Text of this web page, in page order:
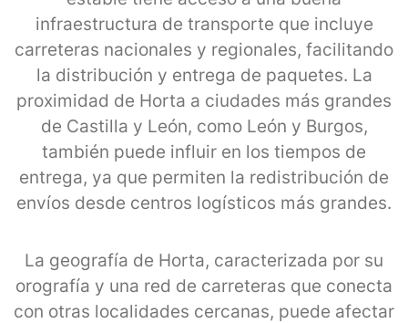
infraestructura de transporte que incluye
carreteras nacionales y regionales, facilitando
la distribución y entrega de paquetes. La
proximidad de Horta a ciudades más grandes
de Castilla y León, como León y Burgos,
también puede influir en los tiempos de
entrega, ya que permiten la redistribución de
envíos desde centros logísticos más grandes.
La geografía de Horta, caracterizada por su
orografía y una red de carreteras que conecta
con otras localidades cercanas, puede afectar